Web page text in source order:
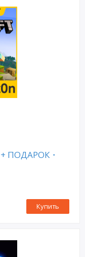
ПОДАРОК・
Купить